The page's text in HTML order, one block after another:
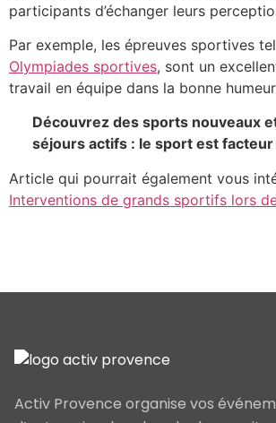
participants d’échanger leurs
Par exemple, les épreuves sportives
Olympiades sportives, sont un
travail en équipe dans la bonne
Découvrez des sports nouveaux
séjours actifs : le sport est
Article qui pourrait également vous
Interventions de grands sportifs lors
Activ Provence organise vos